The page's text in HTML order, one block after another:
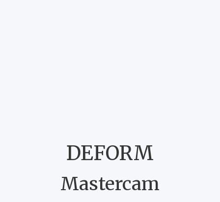
DEFORM
Mastercam